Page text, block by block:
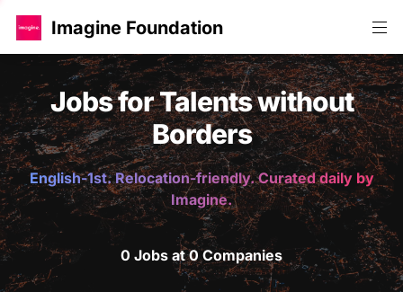
Imagine Foundation
Jobs for Talents without
Borders
English-1st. Relocation-friendly. Curated daily by
Imagine.
0 Jobs at 0 Companies